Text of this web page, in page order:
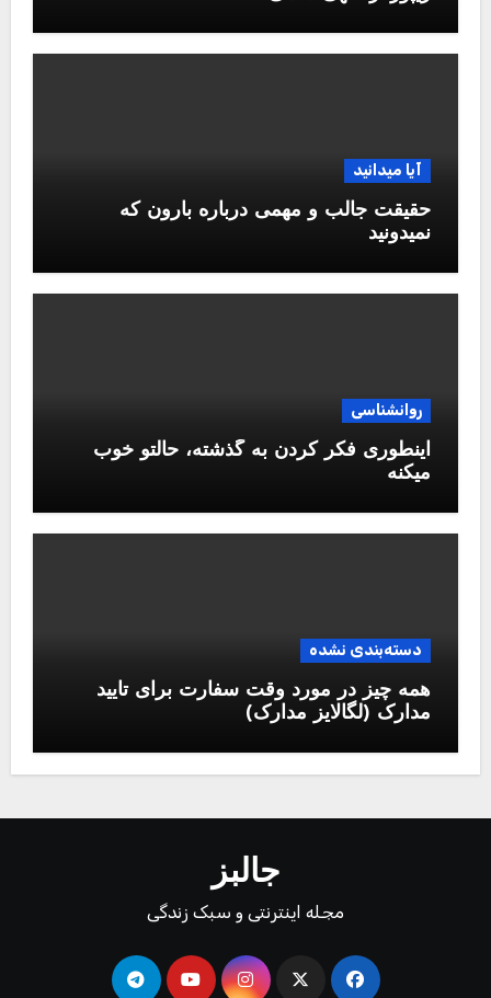
آیا میدانید
حقیقت جالب و مهمی درباره بارون که
نمیدونید
روانشناسی
اینطوری فکر کردن به گذشته، حالتو خوب
میکنه
دسته‌بندی نشده
همه چیز در مورد وقت سفارت برای تایید
مدارک (لگالایز مدارک)
جالبز
مجله اینترنتی و سبک زندگی